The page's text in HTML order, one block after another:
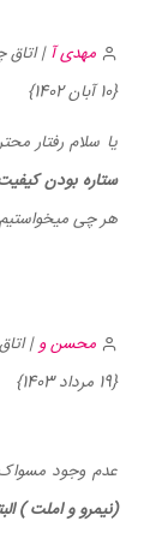
مهدی آ| اتاق چهار
{10 آبان 1402}
یا سلام رفتار
ستاره بودن
هر چی
محسن و|
{19 مرداد 1403}
عدم وجود مسواک
(نیمرو و املت )